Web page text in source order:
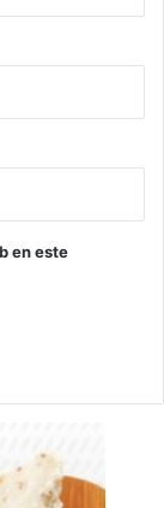
en este